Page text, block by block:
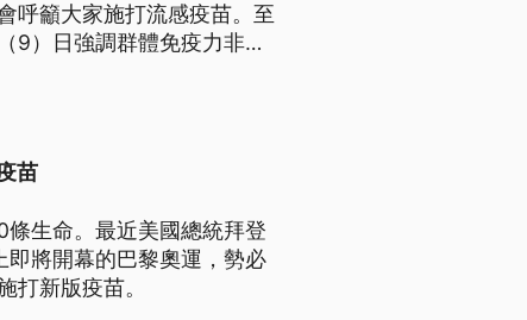
呼籲大家施打流感疫苗。至
9）日強調群體免疫力非常
苗
生命。最近美國總統拜登
將開幕的巴黎奧運，勢必
打新版疫苗。